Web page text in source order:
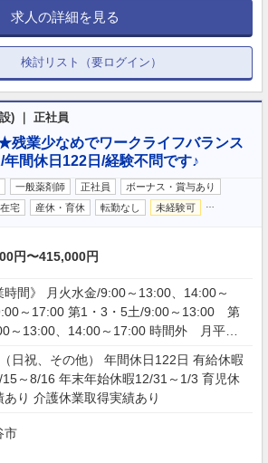
求人の詳細を見る
検討リスト（要ログイン）
) ｜ 正社員
残業少なめでワークライフバランス
間休日122日/経験不問です♪
一般薬剤師 正社員
ボーナス・賞与あり
在宅 産休・育休 転勤なし 未経験可
円〜415,000円
時間》 月火水金/9:00～13:00、14:00～
～17:00 第1・3・5土/9:00～13:00 第
、14:00～17:00 時間外 月平均
日祝、その他） 年間休日122日 有給休暇
15～8/16 年末年始休暇12/31～1/3 育児休
あり 介護休業取得実績あり
市